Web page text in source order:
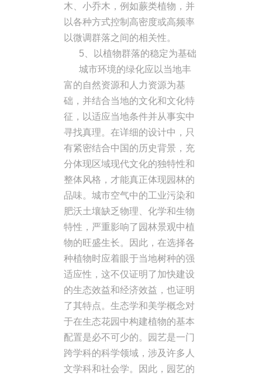
木、小乔木，例如蕨类植物，并
以各种方式控制高密度或高频率
以微调群落之间的相关性。
5、以植物群落的稳定为基础
城市环境的绿化应以当地丰
富的自然资源和人力资源为基
础，并结合当地的文化和文化特
征，以适应当地条件并从事实中
寻找真理。在详细的设计中，只
有紧密结合中国的历史背景，充
分体现区域现代文化的独特性和
整体风格，才能真正体现园林的
品味。城市空气中的工业污染和
肥沃土壤缺乏物理、化学和生物
特性，严重影响了园林景观中植
物的旺盛生长。因此，在选择各
种植物时应着眼于当地树种的强
适应性，这不仅证明了加快建设
的生态效益和经济效益，也证明
了其特点。生态学和美学概念对
于在生态花园中构建植物的基本
配置是必不可少的。园艺是一门
跨学科的科学领域，涉及许多人
文学科和社会学。因此，园艺的